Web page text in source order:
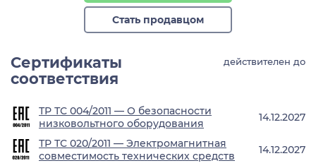
Стать продавцом
Сертификаты
соответствия
действителен до
ТР ТС 004/2011 — О безопасности
низковольтного оборудования
14.12.2027
ТР ТС 020/2011 — Электромагнитная
совместимость технических средств
14.12.2027